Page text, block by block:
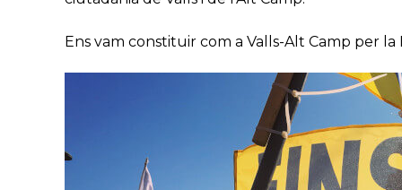
Ens vam constituir com a Valls-Alt Camp per